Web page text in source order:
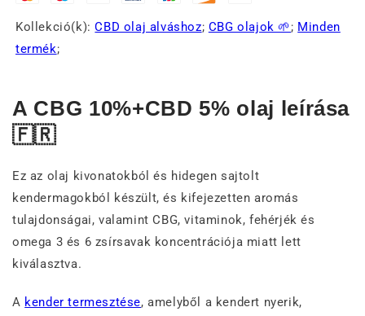
Kollekció(k):CBD olaj alváshoz; CBG olajok 🌱; Minden
termék;
A CBG 10%+CBD 5% olaj leírása
🇫🇷
Ez az olaj kivonatokból és hidegen sajtolt
kendermagokból készült, és kifejezetten aromás
tulajdonságai, valamint CBG, vitaminok, fehérjék és
omega 3 és 6 zsírsavak koncentrációja miatt lett
kiválasztva.
A kender termesztése, amelyből a kendert nyerik,